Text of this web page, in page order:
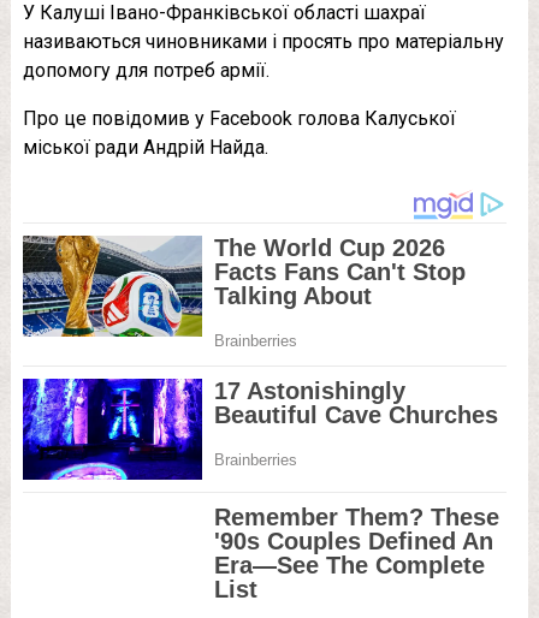
У Калуші Івано-Франківської області шахраї
називаються чиновниками і просять про матеріальну
допомогу для потреб армії.
Про це повідомив у Facebook голова Калуської
міської ради Андрій Найда.